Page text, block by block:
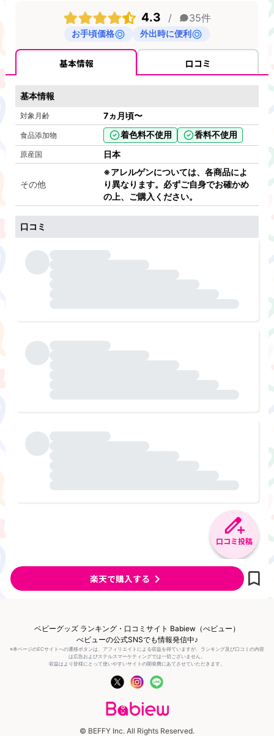
4.3
/ 35件
お手頃価格 外出時に便利
基本情報 口コミ
基本情報
対象月齢 7ヵ月頃〜
食品添加物 着色料不使用 香料不使用
原産国 日本
その他
※アレルゲンについては、各商品によ
り異なります。必ずご自身でお確かめ
の上、ご購入ください。
口コミ
口コミ投稿
楽天で購入する
ベビーグッズ ランキング・口コミサイト Babiew（べビュー）
べビューの公式SNSでも情報発信中♪
※本ページのECサイトへの遷移ボタンは、アフィリエイトによる収益を得ていますが、ランキング及び口コミの内容
は広告およびステルスマーケティングでは一切ございません。
収益はより皆様にとって使いやすいサイトの開発費にあてさせていただきます。
© BEFFY Inc. All Rights Reserved.